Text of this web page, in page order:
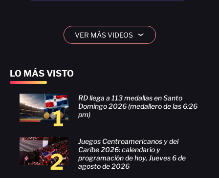
LO MÁS VISTO
1
RD llega a 113 medallas en Santo
Domingo 2026 (medallero de las 6:26
pm)
2
Juegos Centroamericanos y del
Caribe 2026: calendario y
programación de hoy, Jueves 6 de
agosto de 2026
VER MÁS VIDEOS ›